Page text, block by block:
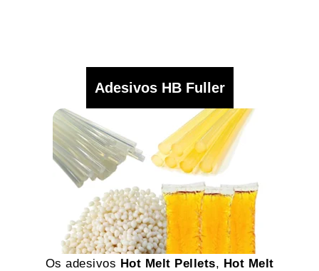
Adesivos HB Fuller
Os adesivos Hot Melt Pellets, Hot Melt